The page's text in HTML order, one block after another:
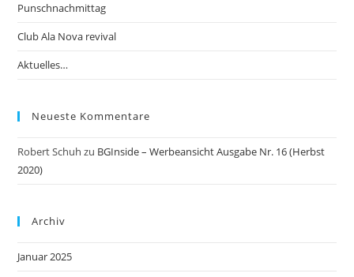
Punschnachmittag
Club Ala Nova revival
Aktuelles…
Neueste Kommentare
Robert Schuh zu BGInside – Werbeansicht Ausgabe Nr. 16 (Herbst
2020)
Archiv
Januar 2025